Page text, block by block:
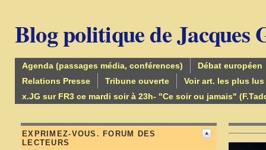
Blog politique de Jacques
Agenda (passages média, conférences)
Débat européen
Relations Presse
Tribune ouverte
Voir art. les plus lus
x.JG sur FR3 ce mardi soir à 23h- "Ce soir ou jamais"
EXPRIMEZ-VOUS. FORUM DES
LECTEURS